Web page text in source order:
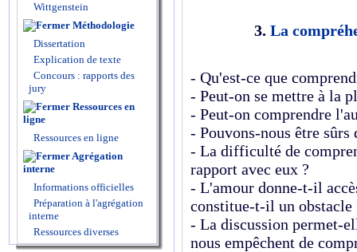
Wittgenstein
Méthodologie
Dissertation
Explication de texte
Concours : rapports des
jury
Ressources en
ligne
Ressources en ligne
Agrégation
interne
Informations officielles
Préparation à l'agrégation
interne
Ressources diverses
3. La
- Qu'est-ce que
- Peut-on se mettre à la
- Peut-on comprendre
- Pouvons-nous être
- La difficulté de
rapport avec eux ?
- L'amour donne-t-il
constitue-t-il un obstacle
- La discussion permet-
nous empêchent de